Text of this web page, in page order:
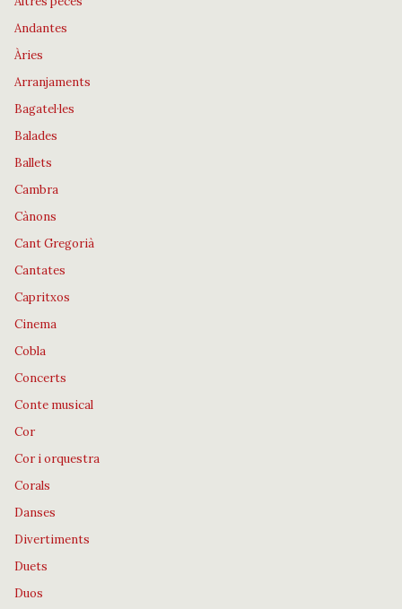
Andantes
Àries
Arranjaments
Bagatel·les
Balades
Ballets
Cambra
Cànons
Cant Gregorià
Cantates
Capritxos
Cinema
Cobla
Concerts
Conte musical
Cor
Cor i orquestra
Corals
Danses
Divertiments
Duets
Duos